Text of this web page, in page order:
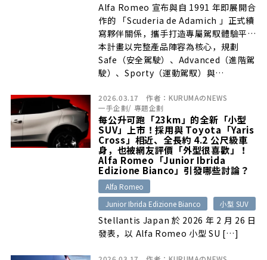
Alfa Romeo 宣布與自 1991 年即展開合
作的 「Scuderia de Adamich 」正式續
寫夥伴關係，攜手打造專屬駕馭體驗平台
「Alfa Romeo Driving Academy 駕馭
學院」。
本計畫以完整產品陣容為核心，規劃
Safe（安全駕駛）、Advanced（進階駕
駛）、Sporty（運動駕馭）與
馭課程，依據不同駕駛經驗與需求分級設
計，打造由基礎至高階、循序進階的駕馭
體驗。
2026.03.17 作者： KURUMAのNEWS
一手企劃/ 專題企劃
每公升可跑「23km」的全新「小型
SUV」上市！採用與 Toyota「Yaris
Cross」相近、全長約 4.2 公尺級車
身，也被網友評價「外型很喜歡」！
Alfa Romeo「Junior Ibrida
Edizione Bianco」引發哪些討論？
Alfa Romeo
Junior Ibrida Edizione Bianco
小型 SUV
Stellantis Japan 於 2026 年 2 月 26 日
發表，以 Alfa Romeo 小型 SU […]